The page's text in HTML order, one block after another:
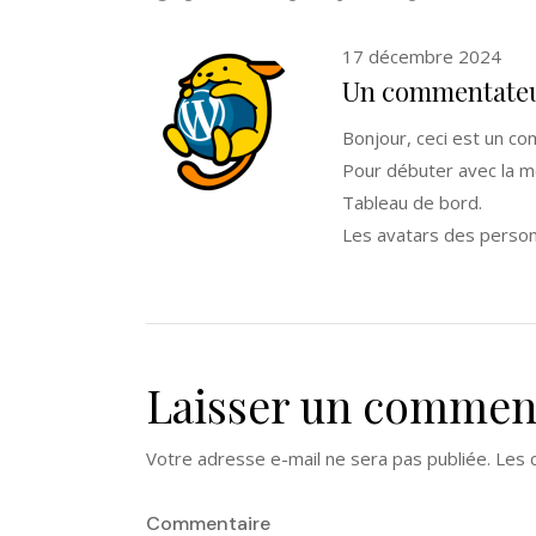
17 décembre 2024
Un
Bonjour, ceci est un
Pour débuter avec la
Tableau de bord.
Les avatars des
Laisser un
Votre adresse e-mail ne sera pas publiée. Les
Commentaire